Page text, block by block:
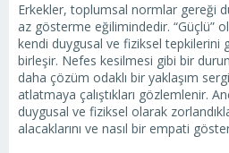
Erkekler, toplumsal normlar gereği
az gösterme eğilimindedir. “Güçlü”
kendi duygusal ve fiziksel tepkilerini
birleşir. Nefes kesilmesi gibi bir
daha çözüm odaklı bir yaklaşım
atlatmaya çalıştıkları gözlemlenir.
duygusal ve fiziksel olarak
alacaklarını ve nasıl bir empati